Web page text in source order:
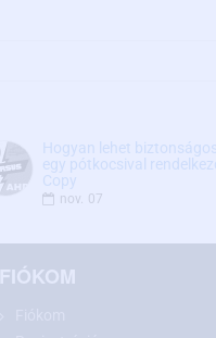
Hogyan lehet
egy pótkocsival
Copy
nov. 07
FIÓKOM